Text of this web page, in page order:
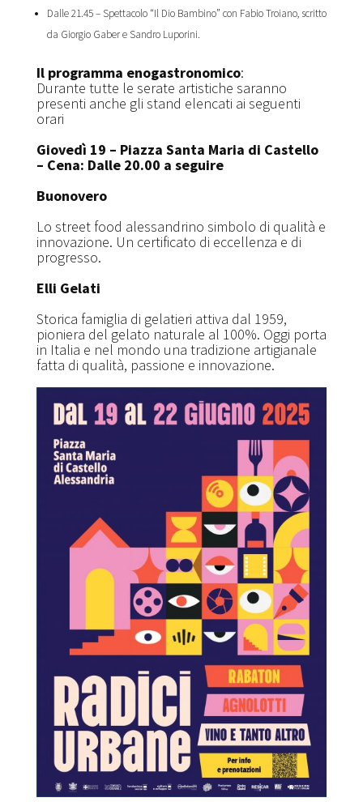
Dalle 21.45 – Spettacolo “Il Dio Bambino” con Fabio Troiano, scritto
da Giorgio Gaber e Sandro Luporini.
Il programma enogastronomico:
Durante tutte le serate artistiche saranno
presenti anche gli stand elencati ai seguenti
orari
Giovedì 19 – Piazza Santa Maria di Castello
– Cena: Dalle 20.00 a seguire
Buonovero
Lo street food alessandrino simbolo di qualità e
innovazione. Un certificato di eccellenza e di
progresso.
Elli Gelati
Storica famiglia di gelatieri attiva dal 1959,
pioniera del gelato naturale al 100%. Oggi porta
in Italia e nel mondo una tradizione artigianale
fatta di qualità, passione e innovazione.